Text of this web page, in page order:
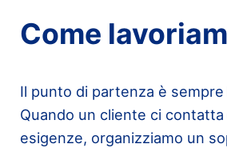
Come
Il punto di partenza è sempre
Quando un cliente ci contatta
esigenze, organizziamo un